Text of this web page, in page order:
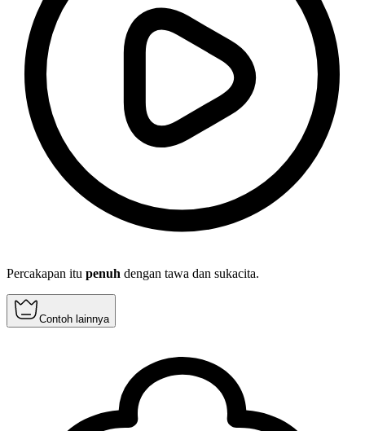
Percakapan itu penuh dengan tawa dan sukacita.
Contoh lainnya